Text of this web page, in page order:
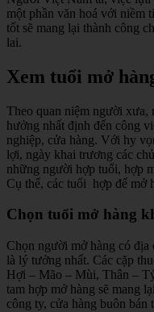
một phần văn hoá với niềm
tốt sẽ mang lại thành công
lai.
Xem tuổi mở
Theo quan niệm người xưa,
hưởng nhất định đến công
nghiệp, cửa hàng. Với hy
lợi, ngày khai trương các
những người hợp tuổi, hợp
Cụ thể, các tuổi hợp để mở
Chọn tuổi mở hàng
Chọn người mở hàng có
là lý tưởng nhất. Các cặp
Hợi – Mão – Mùi, Thân –
tam hợp mở hàng sẽ mang
công ty, cửa hàng buôn bán